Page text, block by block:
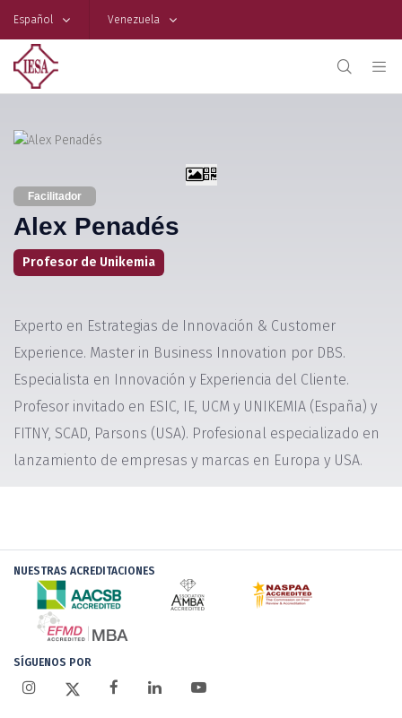
Español Venezuela
Facilitador
Alex Penadés
Profesor de Unikemia
Experto en Estrategias de Innovación & Customer
Experience. Master in Business Innovation por DBS.
Especialista en Innovación y Experiencia del Cliente.
Profesor invitado en ESIC, IE, UCM y UNIKEMIA (España) y
FITNY, SCAD, Parsons (USA). Profesional especializado en
lanzamiento de empresas y marcas en Europa y USA.
NUESTRAS ACREDITACIONES
SÍGUENOS POR